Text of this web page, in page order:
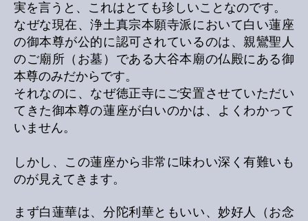
実を言うと、これはとても珍しいことなのです。
なぜな現在、浄土真宗本願寺派において白い蓮座
の御本尊が公的に認可されているのは、親鸞聖人
のご廟所（お墓）である大谷本廟の仏殿にある御
本尊のみだからです。
それなのに、なぜ徳正寺にご安置させていただい
てきた御本尊の蓮座が白いのかは、よくわかって
いません。
しかし、この蓮座から非常に味わい深く有難いも
のが見えてきます。
まず白蓮華は、分陀利華ともいい、妙好人（お念